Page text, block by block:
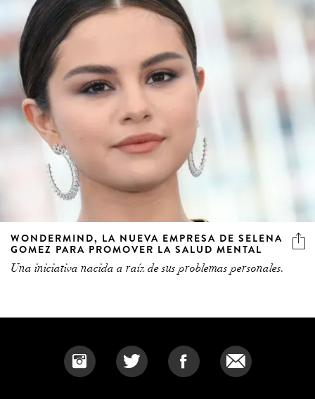
WONDERMIND, LA NUEVA EMPRESA DE SELENA
GOMEZ PARA PROMOVER LA SALUD MENTAL
Una iniciativa nacida a raíz de sus problemas personales.